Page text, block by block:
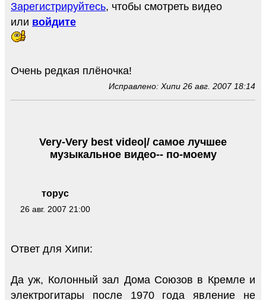
Зарегистрируйтесь, чтобы смотреть видео
или войдите
Очень редкая плёночка!
Исправлено: Хипи 26 авг. 2007 18:14
торус
26 авг. 2007 21:00
Very-Very best video|/ самое лучшее
музыкальное видео-- по-моему
Ответ для Хипи:
Да уж, Колонный зал Дома Союзов в Кремле и
электрогитары после 1970 года явление не